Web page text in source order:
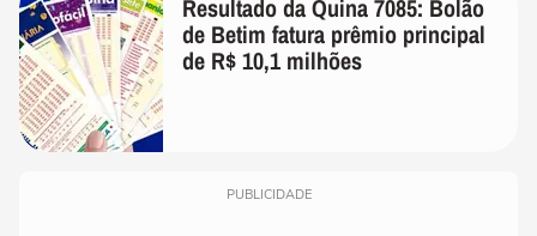
Resultado da Quina 7085: Bolão
de Betim fatura prêmio principal
de R$ 10,1 milhões
PUBLICIDADE